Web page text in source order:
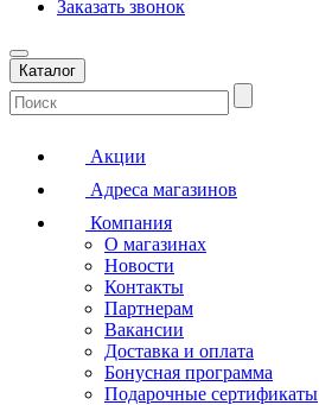
Заказать звонок
Каталог
Акции
Адреса магазинов
Компания
О магазинах
Новости
Контакты
Партнерам
Вакансии
Доставка и оплата
Бонусная программа
Подарочные сертификаты